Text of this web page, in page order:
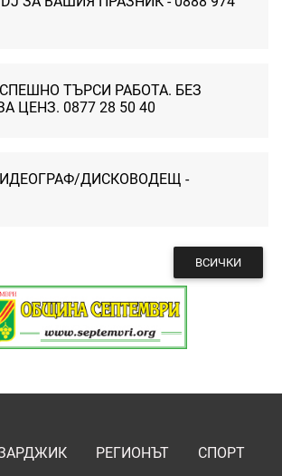
ТЪРСИ РАБОТА. БЕЗ
ЦЕНЗ. 0877 28 50 40
ДИСКОВОДЕЩ -
ВСИЧКИ
РЕГИОНЪТ
СПОРТ